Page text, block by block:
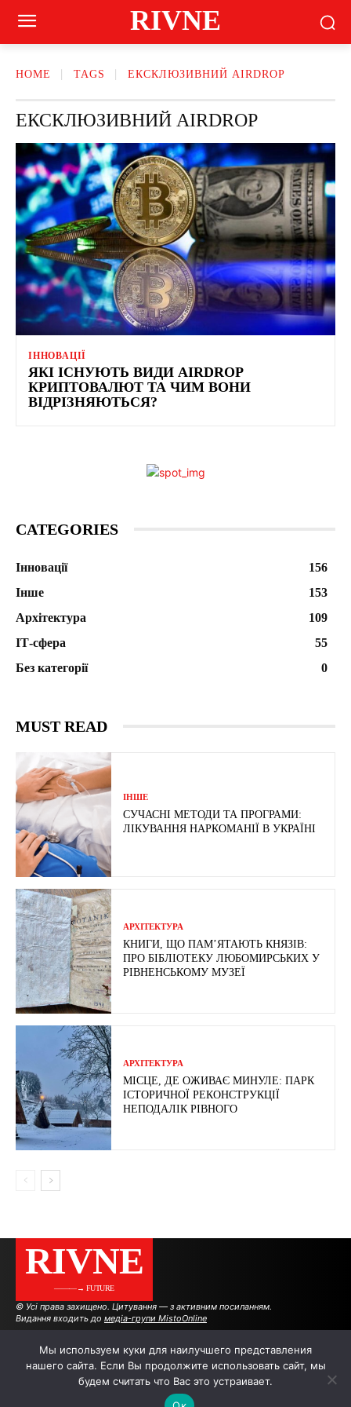
RIVNE
HOME TAGS ЕКСКЛЮЗИВНИЙ AIRDROP
ЕКСКЛЮЗИВНИЙ AIRDROP
ІННОВАЦІЇ
ЯКІ ІСНУЮТЬ ВИДИ AIRDROP
КРИПТОВАЛЮТ ТА ЧИМ ВОНИ
ВІДРІЗНЯЮТЬСЯ?
CATEGORIES
Інновації
156
Інше
153
Архітектура
109
ІТ-сфера
55
Без категорії
0
MUST READ
ІНШЕ
СУЧАСНІ МЕТОДИ ТА ПРОГРАМИ:
ЛІКУВАННЯ НАРКОМАНІЇ В УКРАЇНІ
АРХІТЕКТУРА
КНИГИ, ЩО ПАМ’ЯТАЮТЬ КНЯЗІВ:
ПРО БІБЛІОТЕКУ ЛЮБОМИРСЬКИХ У
РІВНЕНСЬКОМУ МУЗЕЇ
АРХІТЕКТУРА
МІСЦЕ, ДЕ ОЖИВАЄ МИНУЛЕ: ПАРК
ІСТОРИЧНОЇ РЕКОНСТРУКЦІЇ
НЕПОДАЛІК РІВНОГО
RIVNE
———→ FUTURE
© Усі права захищено. Цитування — з активним посиланням.
Видання входить до медіа-групи MistoOnline
АВТОРИ РЕКЛАМА НА САЙТІ
Мы используем куки для наилучшего представления
нашего сайта. Если Вы продолжите использовать сайт, мы
будем считать что Вас это устраивает.